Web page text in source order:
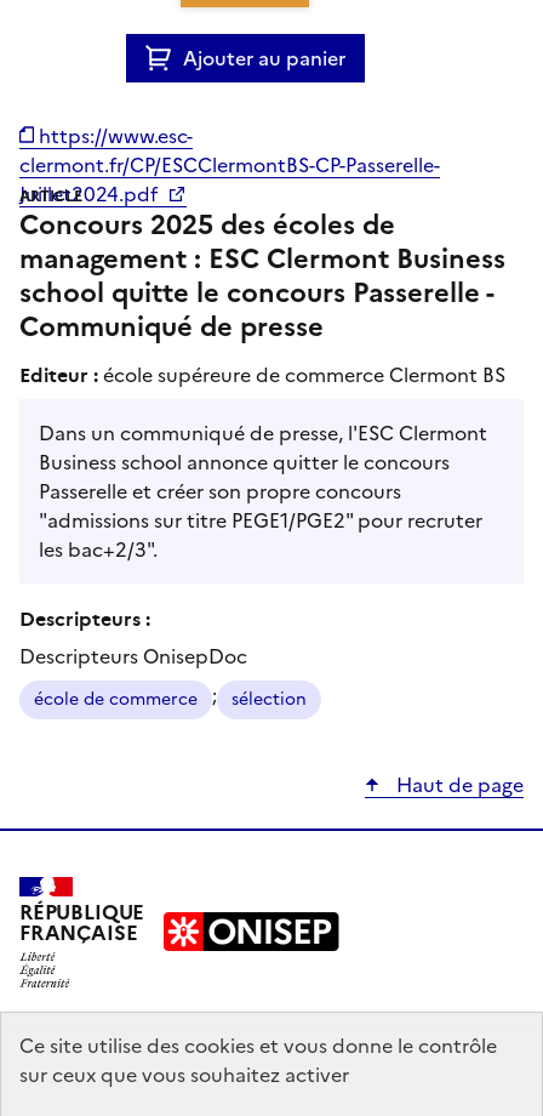
Ce site utilise des cookies et vous donne le contrôle
sur ceux que vous souhaitez activer
Ajouter au panier
https://www.esc-
clermont.fr/CP/ESCClermontBS-CP-Passerelle-
Juillet2024.pdf
ARTICLE
Concours 2025 des écoles de
management : ESC Clermont Business
school quitte le concours Passerelle -
Communiqué de presse
Editeur :école supéreure de commerce Clermont BS
Dans un communiqué de presse, l'ESC Clermont
Business school annonce quitter le concours
Passerelle et créer son propre concours
"admissions sur titre PEGE1/PGE2" pour recruter
les bac+2/3".
Descripteurs :
Descripteurs OnisepDoc
école de commerce ; sélection
Haut de page
RÉPUBLIQUE
FRANÇAISE
education.gouv.fr
enseignementsup-recherche.gouv.fr